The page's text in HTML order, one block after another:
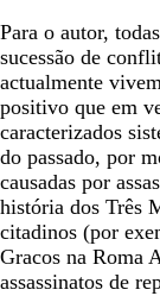
Para o autor,
sucessão de
actualmente
positivo que em
caracterizados
do passado, por
causadas por
história dos Três
citadinos (por
Gracos na Roma
assassinatos de